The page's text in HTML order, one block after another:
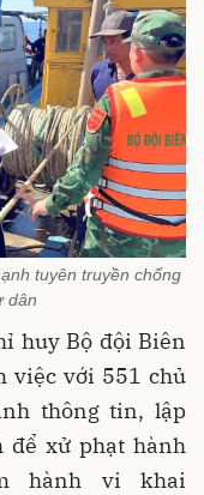
tuyên truyền chống
dân
huy Bộ đội Biên
việc với 551 chủ
thông tin, lập
xử phạt hành
hành vi khai